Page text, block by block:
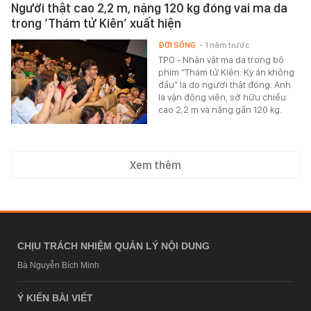
Người thật cao 2,2 m, nặng 120 kg đóng vai ma da
trong ‘Thám tử Kiên’ xuất hiện
TPO - Nhân vật ma da trong bộ
phim “Thám tử Kiên: Kỳ án không
đầu” là do người thật đóng. Anh
là vận động viên, sở hữu chiều
cao 2,2 m và nặng gần 120 kg.
ĐỜI SỐNG - 1 năm trước
Xem thêm
CHỊU TRÁCH NHIỆM QUẢN LÝ NỘI DUNG
Bà Nguyễn Bích Minh
Ý KIẾN BÀI VIẾT